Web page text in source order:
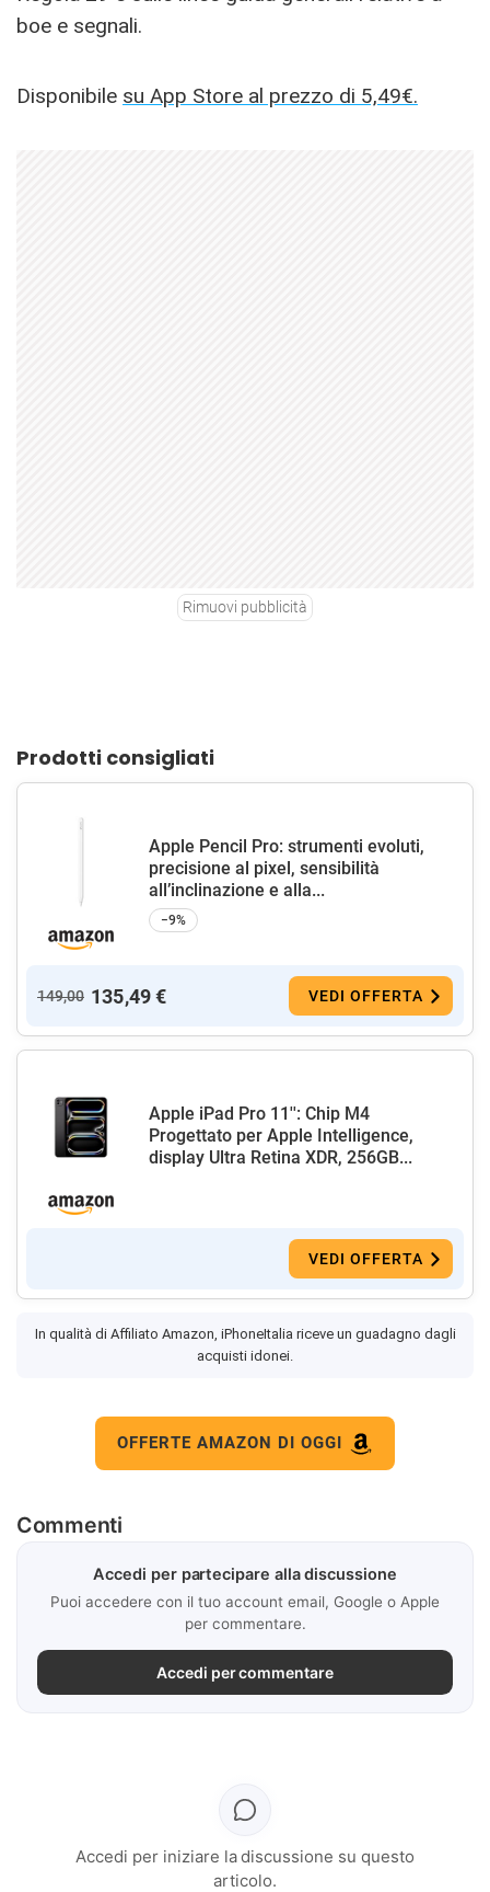
boe e segnali.
Disponibile su App Store al prezzo di 5,49€.
Rimuovi pubblicità
Prodotti consigliati
Apple Pencil Pro: strumenti evoluti,
precisione al pixel, sensibilità
all’inclinazione e alla...
−9%
149,00 135,49 € VEDI OFFERTA
Apple iPad Pro 11'': Chip M4
Progettato per Apple Intelligence,
display Ultra Retina XDR, 256GB...
VEDI OFFERTA
In qualità di Affiliato Amazon, iPhoneItalia riceve un guadagno dagli
acquisti idonei.
OFFERTE AMAZON DI OGGI
Commenti
Accedi per partecipare alla discussione
Puoi accedere con il tuo account email, Google o Apple
per commentare.
Accedi per commentare
Accedi per iniziare la discussione su questo
articolo.